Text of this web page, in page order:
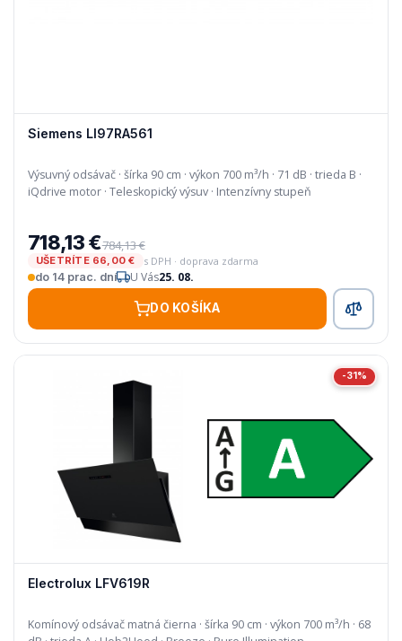
Siemens LI97RA561
Výsuvný odsávač · šírka 90 cm · výkon 700 m³/h · 71 dB · trieda B ·
iQdrive motor · Teleskopický výsuv · Intenzívny stupeň
718,13 €784,13 €
UŠETRÍTE 66,00 €
s DPH · doprava zdarma
do 14 prac. dní
U Vás25. 08.
DO KOŠÍKA
-31%
Electrolux LFV619R
Komínový odsávač matná čierna · šírka 90 cm · výkon 700 m³/h · 68